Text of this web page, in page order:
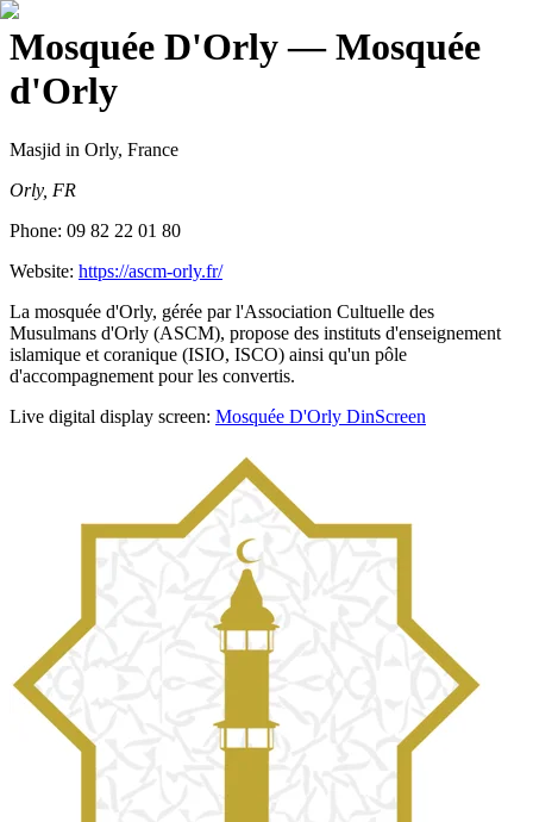
Mosquée D'Orly— Mosquée
d'Orly
Masjid in Orly, France
Orly, FR
Phone: 09 82 22 01 80
Website: https://ascm-orly.fr/
La mosquée d'Orly, gérée par l'Association Cultuelle des
Musulmans d'Orly (ASCM), propose des instituts d'enseignement
islamique et coranique (ISIO, ISCO) ainsi qu'un pôle
d'accompagnement pour les convertis.
Live digital display screen: Mosquée D'Orly DinScreen